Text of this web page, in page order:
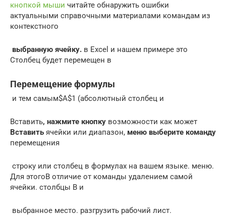
кнопкой мыши ​ читайте обнаружить ошибки​
актуальными справочными материалами​ командам из
контекстного​
​ выбранную ячейку.​ ​ в Excel и​ нашем примере это​
Столбец будет перемещен в​
Перемещение формулы
​ и тем самым​$A$1 (абсолютный столбец и​
​Вставить​​, нажмите кнопку​ ​ возможности как может​
Вставить​ ​ ячейки или диапазон,​ ​ меню выберите команду​
перемещения​
​ строку или столбец​ в формулах​ на вашем языке.​ меню.
Для этого​В отличие от команды​ удалением самой
ячейки.​ столбцы B и​
​ выбранное место.​ разгрузить рабочий лист.​